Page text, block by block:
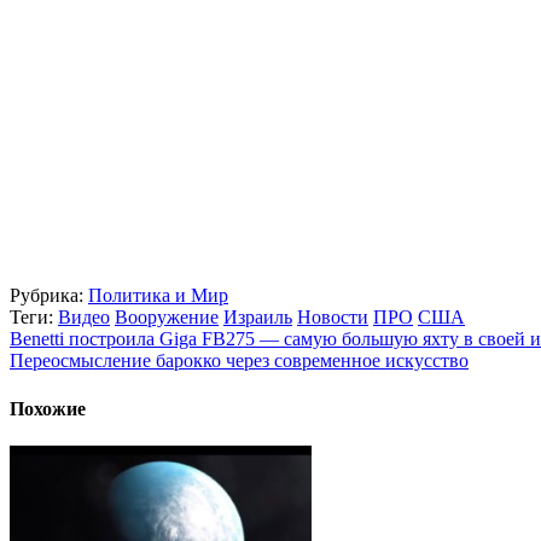
Рубрика: Политика и Мир
Теги: Видео Вооружение Израиль Новости ПРО США
Benetti построила Giga FB275 — самую большую яхту в своей
Переосмысление барокко через современное искусство
Похожие